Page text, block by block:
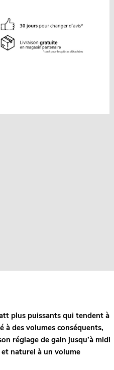
plus puissants qui tendent à
à des volumes conséquents,
réglage de gain jusqu’à midi
naturel à un volume